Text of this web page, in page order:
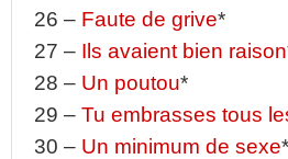
26 – Faute de grive*
27 – Ils avaient bien raison
28 – Un poutou*
29 – Tu embrasses tous
30 – Un minimum de sexe*